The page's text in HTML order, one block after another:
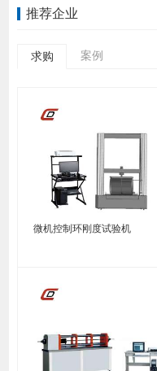
推荐企业
求购 案例
微机控制环刚度试验机